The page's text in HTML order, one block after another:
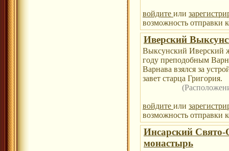
войдите или
возможность отправки
Иверский
Выксунский Иверский
году преподобным
Варнава взялся за
завет старца Григория.
войдите или
возможность отправки
Инсарский
монастырь